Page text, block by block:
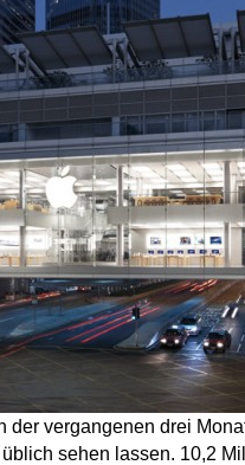
der vergangenen drei
sehen lassen. 10,2